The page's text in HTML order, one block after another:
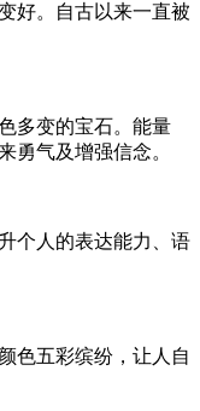
好。自古以来一直被
多变的宝石。能量
勇气及增强信念。
个人的表达能力、语
色五彩缤纷，让人自